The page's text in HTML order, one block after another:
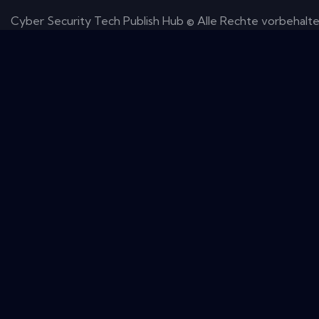
Cyber ​​Security Tech Publish Hub © Alle Rechte